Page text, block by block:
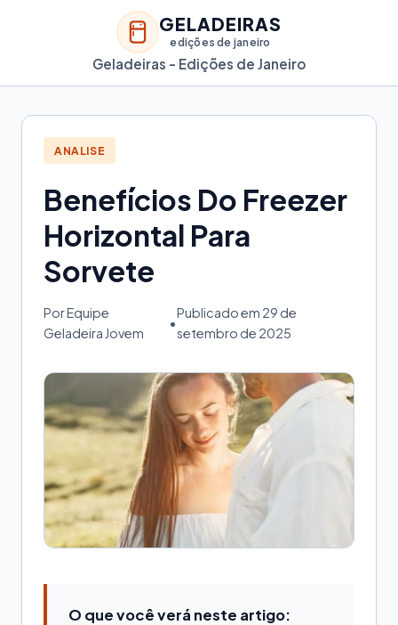
GELADEIRAS
edições de janeiro
Geladeiras - Edições de Janeiro
ANALISE
Benefícios Do Freezer
Horizontal Para
Sorvete
Por Equipe
Geladeira Jovem
•
Publicado em 29 de
setembro de 2025
O que você verá neste artigo: